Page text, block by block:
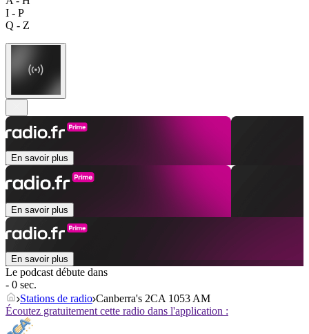
I - P
Q - Z
En savoir plus
En savoir plus
En savoir plus
Le podcast débute dans
- 0 sec.
Stations de radio Canberra's 2CA 1053 AM
Écoutez gratuitement cette radio dans l'application :